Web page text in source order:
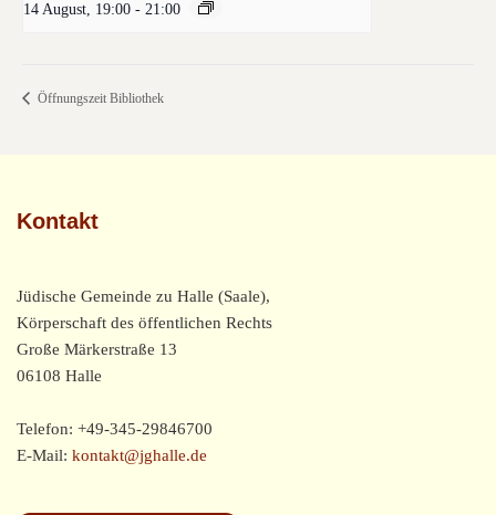
14 August, 19:00 - 21:00
Öffnungszeit Bibliothek
Kontakt
Jüdische Gemeinde zu Halle (Saale),
Körperschaft des öffentlichen Rechts
Große Märkerstraße 13
06108 Halle
Telefon: +49-345-29846700
E-Mail: kontakt@jghalle.de